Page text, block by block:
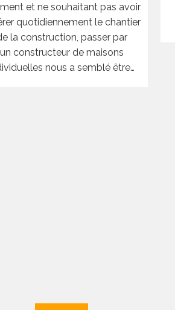
et ne souhaitant pas avoir
quotidiennement le chantier
la construction, passer par
un constructeur de maisons
nous a semblé être…